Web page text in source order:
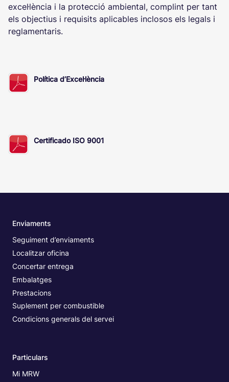
excel·lència i la protecció ambiental, complint per tant
els objectius i requisits aplicables inclosos els legals i
reglamentaris.
Política d’Excel·lència
Certificado ISO 9001
Enviaments
Seguiment d’enviaments
Localitzar oficina
Concertar entrega
Embalatges
Prestacions
Suplement per combustible
Condicions generals del servei
Particulars
Mi MRW